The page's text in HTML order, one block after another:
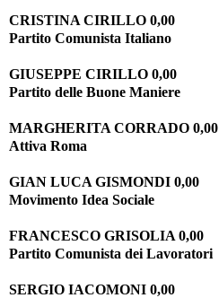
CRISTINA CIRILLO 0,00
Partito Comunista Italiano
GIUSEPPE CIRILLO 0,00
Partito delle Buone Maniere
MARGHERITA CORRADO 0,00
Attiva Roma
GIAN LUCA GISMONDI 0,00
Movimento Idea Sociale
FRANCESCO GRISOLIA 0,00
Partito Comunista dei Lavoratori
SERGIO IACOMONI 0,00